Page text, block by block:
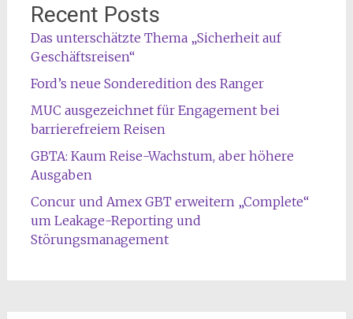
Recent Posts
Das unterschätzte Thema „Sicherheit auf
Geschäftsreisen“
Ford’s neue Sonderedition des Ranger
MUC ausgezeichnet für Engagement bei
barrierefreiem Reisen
GBTA: Kaum Reise-Wachstum, aber höhere
Ausgaben
Concur und Amex GBT erweitern „Complete“
um Leakage-Reporting und
Störungsmanagement